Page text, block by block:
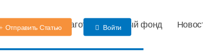
Детский сад Благотворительный фонд
Отправить Статью Войти